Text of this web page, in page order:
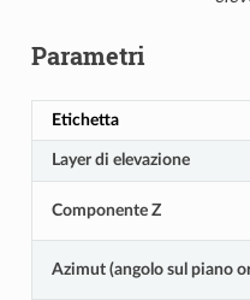
Parametri
Etichetta
Layer di elevazione
Componente Z
Azimut (angolo sul piano